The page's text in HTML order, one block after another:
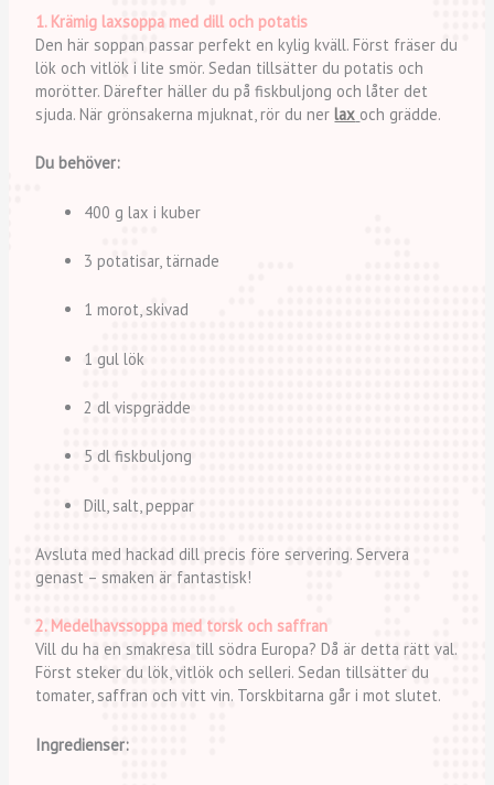
1. Krämig laxsoppa med dill och potatis
Den här soppan passar perfekt en kylig kväll. Först fräser du
lök och vitlök i lite smör. Sedan tillsätter du potatis och
morötter. Därefter häller du på fiskbuljong och låter det
sjuda. När grönsakerna mjuknat, rör du nerlax och grädde.
Du behöver:
400 g lax i kuber
3 potatisar, tärnade
1 morot, skivad
1 gul lök
2 dl vispgrädde
5 dl fiskbuljong
Dill, salt, peppar
Avsluta med hackad dill precis före servering. Servera
genast – smaken är fantastisk!
2. Medelhavssoppa med torsk och saffran
Vill du ha en smakresa till södra Europa? Då är detta rätt val.
Först steker du lök, vitlök och selleri. Sedan tillsätter du
tomater, saffran och vitt vin. Torskbitarna går i mot slutet.
Ingredienser: